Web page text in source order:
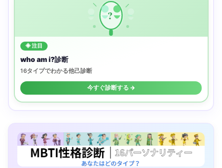
?
◈ 注目
who am i?診断
16タイプでわかる他己診断
今すぐ診断する →